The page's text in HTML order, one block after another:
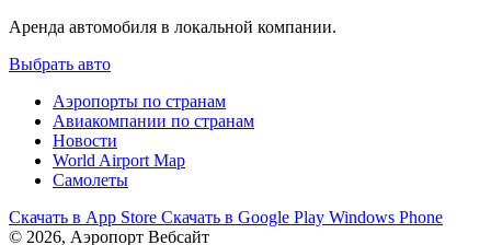
Аренда автомобиля в локальной компании.
Выбрать авто
Аэропорты по странам
Авиакомпании по странам
Новости
World Airport Map
Самолеты
Скачать в App Store Скачать в Google Play Windows Phone
© 2026, Аэропорт Вебсайт